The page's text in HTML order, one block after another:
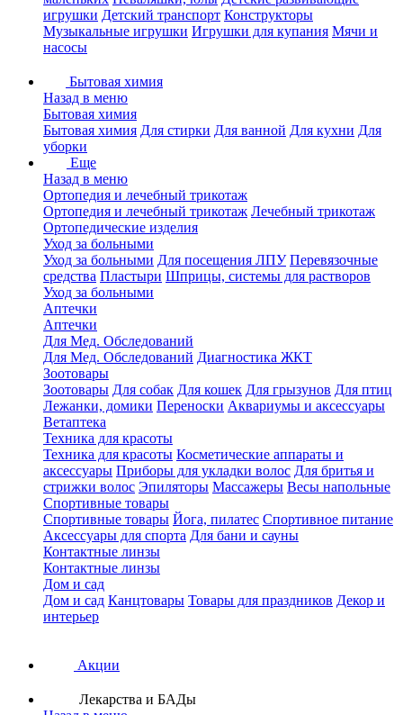
игрушки Детский транспорт Конструкторы
Музыкальные игрушки Игрушки для купания Мячи и
насосы
Бытовая химия
Назад в меню
Бытовая химия
Бытовая химия Для стирки Для ванной Для кухни Для
уборки
Еще
Назад в меню
Ортопедия и лечебный трикотаж
Ортопедия и лечебный трикотаж Лечебный трикотаж
Ортопедические изделия
Уход за больными
Уход за больными Для посещения ЛПУ Перевязочные
средства Пластыри Шприцы, системы для растворов
Уход за больными
Аптечки
Аптечки
Для Мед. Обследований
Для Мед. Обследований Диагностика ЖКТ
Зоотовары
Зоотовары Для собак Для кошек Для грызунов Для птиц
Лежанки, домики Переноски Аквариумы и аксессуары
Ветаптека
Техника для красоты
Техника для красоты Косметические аппараты и
аксессуары Приборы для укладки волос Для бритья и
стрижки волос Эпиляторы Массажеры Весы напольные
Спортивные товары
Спортивные товары Йога, пилатес Спортивное питание
Аксессуары для спорта Для бани и сауны
Контактные линзы
Контактные линзы
Дом и сад
Дом и сад Канцтовары Товары для праздников Декор и
интерьер
Акции
Лекарства и БАДы